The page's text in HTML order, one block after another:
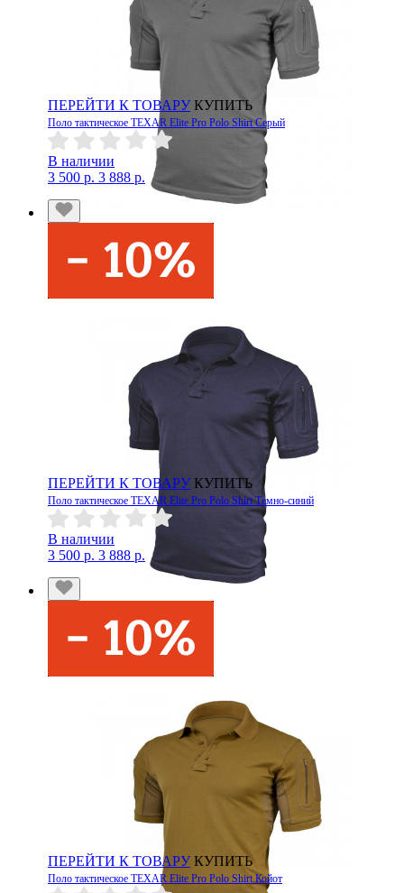
ПЕРЕЙТИ К ТОВАРУ КУПИТЬ
Поло тактическое TEXAR Elite Pro Polo Shirt Серый
В наличии
3 500 р. 3 888 р.
ПЕРЕЙТИ К ТОВАРУ КУПИТЬ
Поло тактическое TEXAR Elite Pro Polo Shirt Темно-синий
В наличии
3 500 р. 3 888 р.
ПЕРЕЙТИ К ТОВАРУ КУПИТЬ
Поло тактическое TEXAR Elite Pro Polo Shirt Койот